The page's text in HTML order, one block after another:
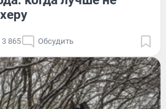
3 865 Обсудить